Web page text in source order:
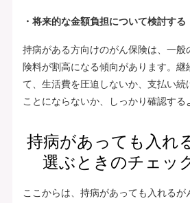
・将来的な金額負担について検討する
持病がある方向けのがん保険は、一般
険料が割高になる傾向があります。継
て、生活費を圧迫しないか、支払い続
ことにならないか、しっかり確認する
持病があっても入れ
選ぶときのチェッ
ここからは、持病があっても入れる